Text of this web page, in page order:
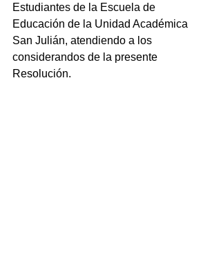
Estudiantes de la Escuela de
Educación de la Unidad Académica
San Julián, atendiendo a los
considerandos de la presente
Resolución.